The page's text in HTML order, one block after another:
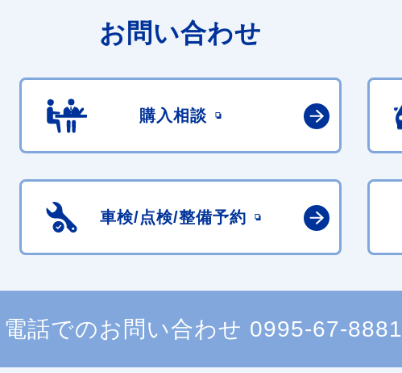
お問い合わせ
購入相談
車検/点検/整備予約
電話でのお問い合わせ 0995-67-8881